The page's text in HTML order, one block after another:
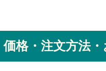
価格・注文方法